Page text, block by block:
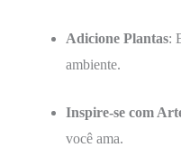
Adicione Plantas:
ambiente.
Inspire-se com
você ama.